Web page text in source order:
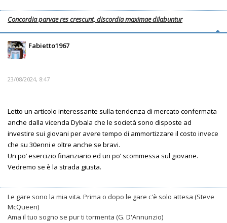
Concordia parvae res crescunt, discordia maximae dilabuntur
Fabietto1967
23/08/2024, 8:47
Letto un articolo interessante sulla tendenza di mercato confermata
anche dalla vicenda Dybala che le società sono disposte ad
investire sui giovani per avere tempo di ammortizzare il costo invece
che su 30enni e oltre anche se bravi.
Un po’ esercizio finanziario ed un po’ scommessa sul giovane.
Vedremo se è la strada giusta.
Le gare sono la mia vita. Prima o dopo le gare c'è solo attesa (Steve
McQueen)
Ama il tuo sogno se pur ti tormenta (G. D'Annunzio)